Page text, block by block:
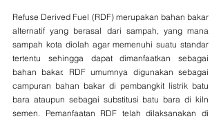
Refuse Derived Fuel (RDF) merupakan bahan bakar
alternatif yang berasal dari sampah, yang mana
sampah kota diolah agar memenuhi suatu standar
tertentu sehingga dapat dimanfaatkan sebagai
bahan bakar. RDF umumnya digunakan sebagai
campuran bahan bakar di pembangkit listrik batu
bara ataupun sebagai substitusi batu bara di kiln
semen. Pemanfaatan RDF telah dilaksanakan di